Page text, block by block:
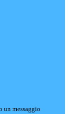
un messaggio